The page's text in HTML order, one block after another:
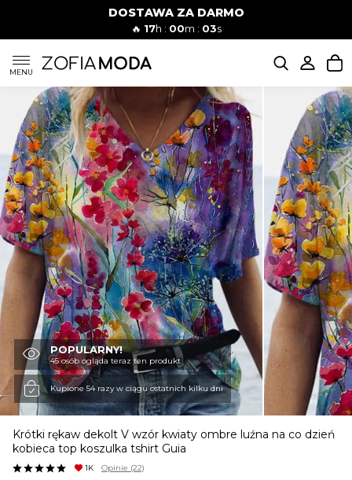
DOSTAWA ZA DARMO
🔥 17h : 00m : 02s
MENU
SUKIENKI
KOMPLETY
JEANSY
SZORTY
MODA PLAŻOWA
BLUZKI
KURTKI I PŁASZCZE
SPÓDNICE
POPULARNY!
45 osób ogląda teraz ten produkt
Kupione 54 razy w ciągu ostatnich kilku dni
Krótki rękaw dekolt V wzór kwiaty ombre luźna na co dzień
kobieca top koszulka tshirt Guia
1K Opinie (22)